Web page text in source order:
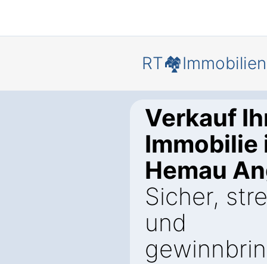
RT🏘️Immobilien
Verkauf
Immobilie
Hemau
Sicher,
und